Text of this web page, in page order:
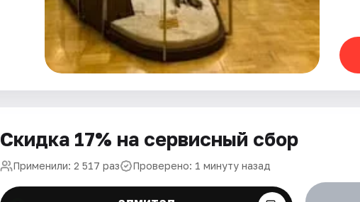
Скидка 17% на сервисный сбор
Применили: 2 517 раз Проверено: 1 минуту назад